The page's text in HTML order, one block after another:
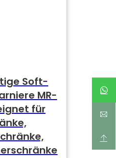
Soft-
MR-
für